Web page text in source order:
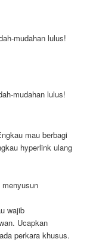
mudahan lulus!
mudahan lulus!
mau berbagi
hyperlink ulang
wajib
Ucapkan
perkara khusus.